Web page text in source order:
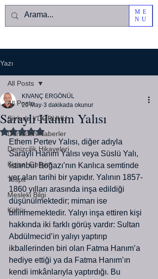
ME
NU
Yazı
All Posts
Şiirlerle YDORUHU
Denizden Haberler
Denizcilik Hikayeleri
Kişisel Gelişim
Tespit
Mesleki Bilgi
Kültür
All Posts
Saraylı Hanım Yalısı
KIVANÇ ERGÖNÜL
20 May 3 dakikada okunur
5 üzerinden NaN yıldız
Ethem Pertev Yalısı, diğer adıyla
Saraylı Hanım Yalısı veya Süslü Yalı,
İstanbul Boğazı’nın Kanlıca semtinde
yer alan tarihi bir yapıdır. Yalının 1857-
1860 yılları arasında inşa edildiği
düşünülmektedir; mimarı ise
bilinmemektedir. Yalıyı inşa ettiren kişi
hakkında iki farklı görüş vardır: Sultan
Abdülmecid’in yalıyı yaptırıp
ikballerinden biri olan Fatma Hanım’a
hediye ettiği ya da Fatma Hanım’ın
kendi imkânlarıyla yaptırdığı. Bu